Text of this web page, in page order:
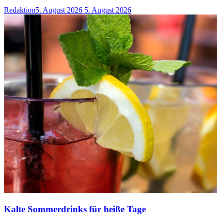
Redaktion5. August 2026 5. August 2026
Kalte Sommerdrinks für heiße Tage